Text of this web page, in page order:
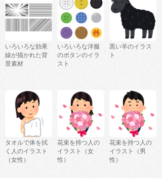
いろいろな効果
線が描かれた背
景素材
いろいろな洋服
のボタンのイラ
スト
黒い羊のイラス
ト
タオルで体を拭
く人のイラスト
（女性）
花束を持つ人の
イラスト（女
性）
花束を持つ人の
イラスト（男
性）